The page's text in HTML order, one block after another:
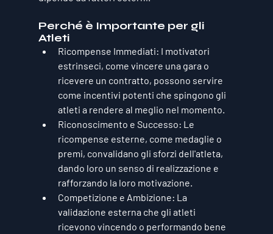
Perché è Importante per gli
Atleti
Ricompense Immediati: I motivatori
estrinseci, come vincere una gara o
ricevere un contratto, possono servire
come incentivi potenti che spingono gli
atleti a rendere al meglio nel momento.
Riconoscimento e Successo: Le
ricompense esterne, come medaglie o
premi, convalidano gli sforzi dell'atleta,
dando loro un senso di realizzazione e
rafforzando la loro motivazione.
Competizione e Ambizione: La
validazione esterna che gli atleti
ricevono vincendo o performando bene